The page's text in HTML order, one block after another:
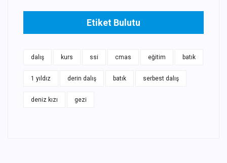
Etiket Bulutu
dalış kurs ssi cmas eğitim batık
1 yıldız derin dalış batık serbest dalış
deniz kızı gezi